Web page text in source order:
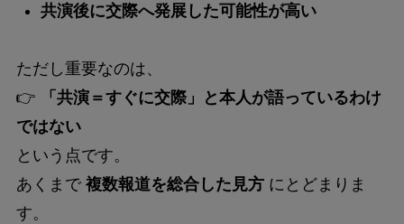
共演後に交際へ発展した可能性が高い
ただし重要なのは、
👉
「共演＝すぐに交際」と本人が語っているわけ
ではない
という点です。
あくまで 複数報道を総合した見方にとどまりま
す。